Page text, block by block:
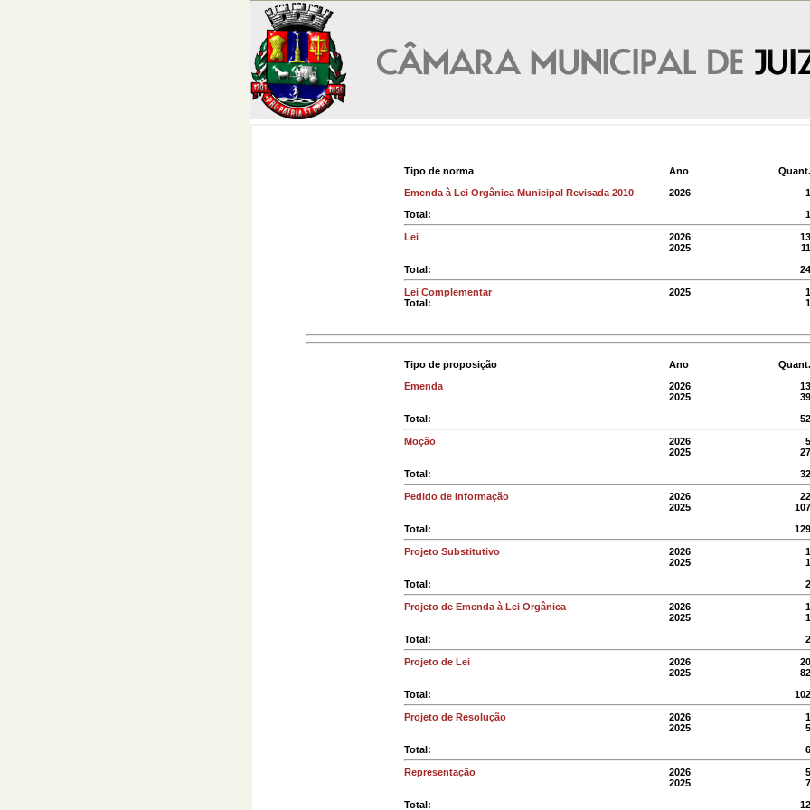
Tipo de norma Ano
Quant.
Emenda à Lei Orgânica Municipal Revisada 2010
2026
1
Total:
1
Lei 2026
13
2025
11
Total:
24
Lei Complementar 2025
1
Total:
1
Tipo de proposição Ano
Quant.
Emenda
2026
13
2025
39
Total:
52
Moção 2026
5
2025
27
Total:
32
Pedido de Informação 2026
22
2025
107
Total:
129
Projeto Substitutivo 2026
1
2025
1
Total:
2
Projeto de Emenda à Lei Orgânica 2026
1
2025
1
Total:
2
Projeto de Lei 2026
20
2025
82
Total:
102
Projeto de Resolução 2026
1
2025
5
Total:
6
Representação 2026
5
2025
7
Total:
12